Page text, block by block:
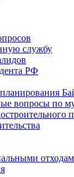
службу
РФ
вопросы по